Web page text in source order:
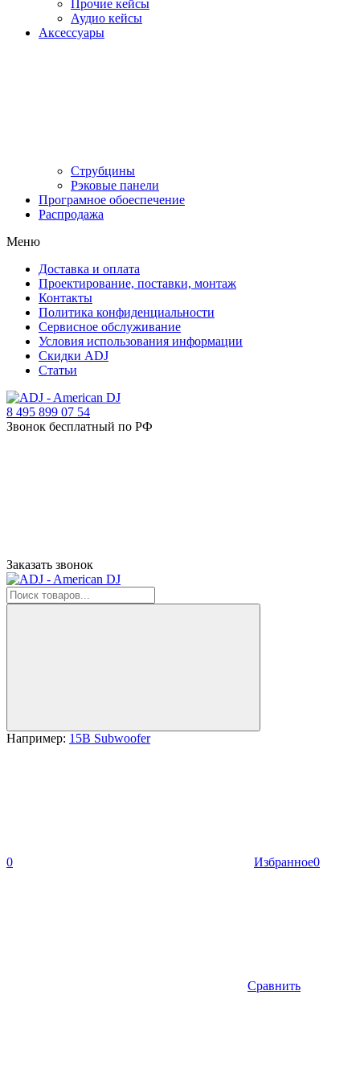
Прочие кейсы
Аудио кейсы
Аксессуары
Струбцины
Рэковые панели
Програмное обоеспечение
Распродажа
Меню
Доставка и оплата
Проектирование, поставки, монтаж
Контакты
Политика конфиденциальности
Сервисное обслуживание
Условия использования информации
Скидки ADJ
Статьи
8 495 899 07 54
Звонок бесплатный по РФ
Заказать звонок
Например: 15B Subwoofer
0 Избранное0
Сравнить